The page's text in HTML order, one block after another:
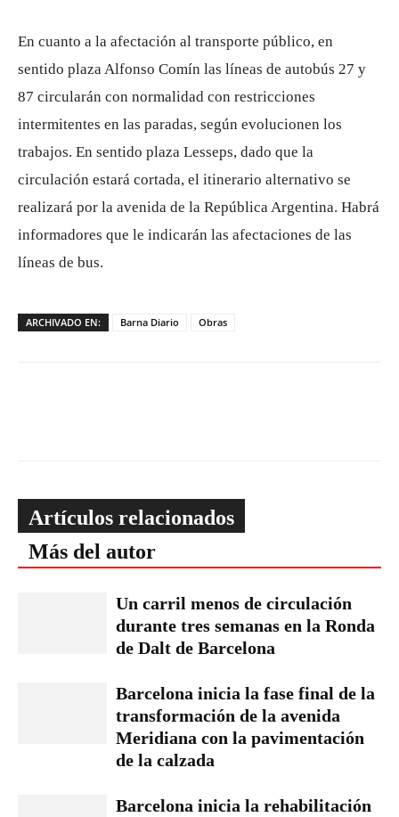
En cuanto a la afectación al transporte público, en
sentido plaza Alfonso Comín las líneas de autobús 27 y
87 circularán con normalidad con restricciones
intermitentes en las paradas, según evolucionen los
trabajos. En sentido plaza Lesseps, dado que la
circulación estará cortada, el itinerario alternativo se
realizará por la avenida de la República Argentina. Habrá
informadores que le indicarán las afectaciones de las
líneas de bus.
ARCHIVADO EN: Barna Diario Obras
Artículos relacionados
Más del autor
Un carril menos de circulación
durante tres semanas en la Ronda
de Dalt de Barcelona
Barcelona inicia la fase final de la
transformación de la avenida
Meridiana con la pavimentación
de la calzada
Barcelona inicia la rehabilitación